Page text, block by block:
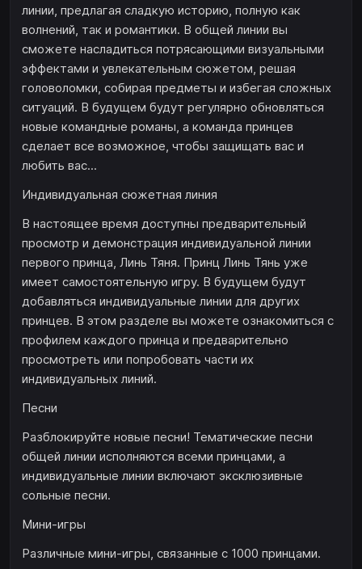
линии, предлагая сладкую историю, полную как
волнений, так и романтики. В общей линии вы
сможете насладиться потрясающими визуальными
эффектами и увлекательным сюжетом, решая
головоломки, собирая предметы и избегая сложных
ситуаций. В будущем будут регулярно обновляться
новые командные романы, а команда принцев
сделает все возможное, чтобы защищать вас и
любить вас...
Индивидуальная сюжетная линия
В настоящее время доступны предварительный
просмотр и демонстрация индивидуальной линии
первого принца, Линь Тяня. Принц Линь Тянь уже
имеет самостоятельную игру. В будущем будут
добавляться индивидуальные линии для других
принцев. В этом разделе вы можете ознакомиться с
профилем каждого принца и предварительно
просмотреть или попробовать части их
индивидуальных линий.
Песни
Разблокируйте новые песни! Тематические песни
общей линии исполняются всеми принцами, а
индивидуальные линии включают эксклюзивные
сольные песни.
Мини-игры
Различные мини-игры, связанные с 1000 принцами.